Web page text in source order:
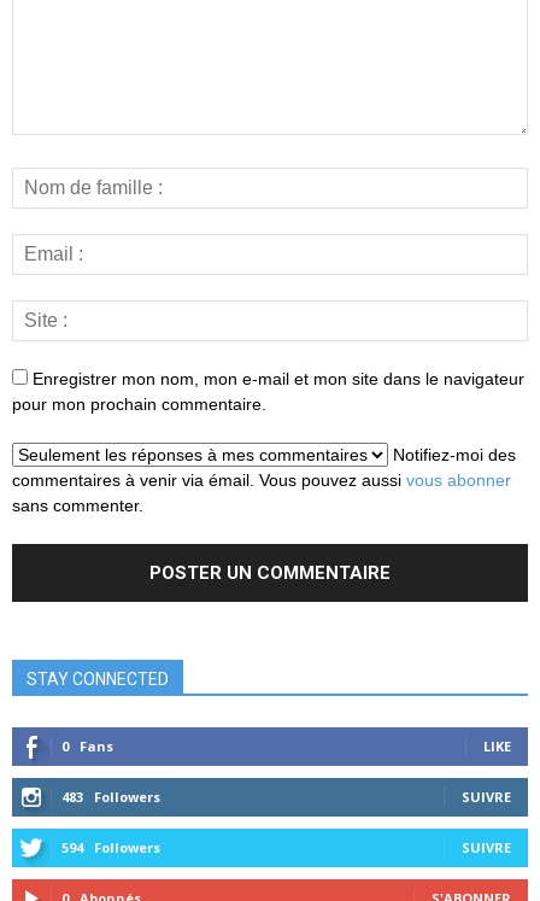
Enregistrer mon nom, mon e-mail et mon site dans le navigateur
pour mon prochain commentaire.
Notifiez-moi des
commentaires à venir via émail. Vous pouvez aussi vous abonner
sans commenter.
STAY CONNECTED
0 Fans LIKE
483 Followers SUIVRE
594 Followers SUIVRE